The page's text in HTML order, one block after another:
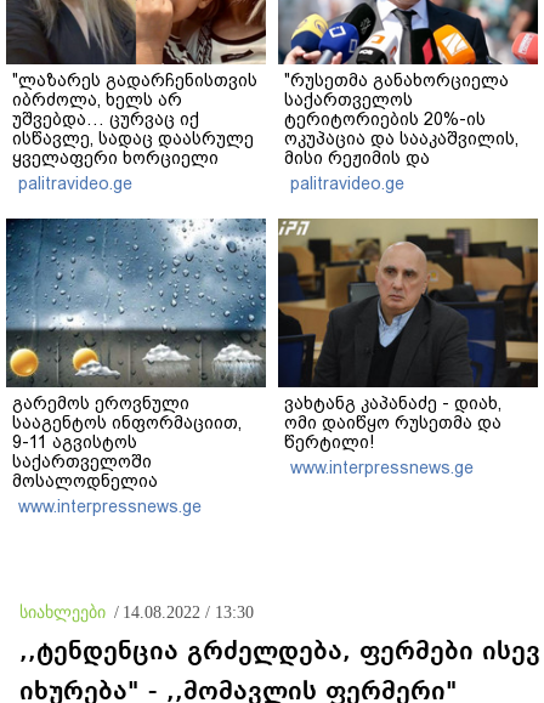
"ლაზარეს გადარჩენისთვის
იბრძოლა, ხელს არ
უშვებდა… ცურვაც იქ
ისწავლე, სადაც დაასრულე
ყველაფერი ხორციელი
ცხოვრებიდან" – რას წერს
ხობში დაღუპული დედა-
შვილის ახლობელი?
palitravideo.ge
"რუსეთმა განახორციელა
საქართველოს
ტერიტორიების 20%-ის
ოკუპაცია და სააკაშვილის,
მისი რეჟიმის და
"ნაცმოძრაობის" ღალატი
ვერანაირად ვერ
გადაფარავს ამ
დანაშაულს" - ირაკლი
კობახიძე
palitravideo.ge
გარემოს ეროვნული
სააგენტოს ინფორმაციით,
9-11 აგვისტოს
საქართველოში
მოსალოდნელია
დროგამოშვებით წვიმა
www.interpressnews.ge
ვახტანგ კაპანაძე - დიახ,
ომი დაიწყო რუსეთმა და
წერტილი!
www.interpressnews.ge
სიახლეები / 14.08.2022 / 13:30
,,ტენდენცია გრძელდება, ფერმები ისევ
იხურება" - ,,მომავლის ფერმერი"